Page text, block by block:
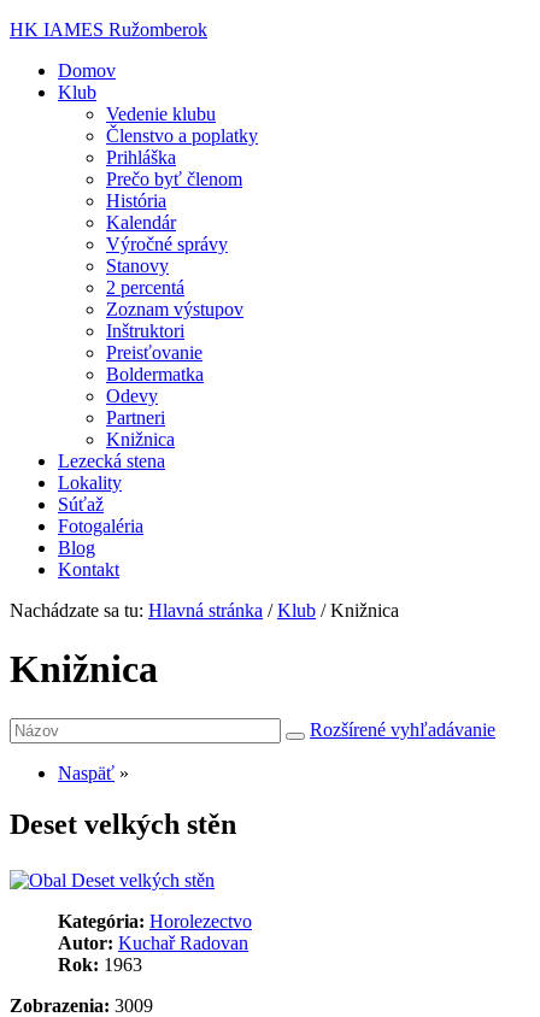
HK IAMES Ružomberok
Domov
Klub
Vedenie klubu
Členstvo a poplatky
Prihláška
Prečo byť členom
História
Kalendár
Výročné správy
Stanovy
2 percentá
Zoznam výstupov
Inštruktori
Preisťovanie
Boldermatka
Odevy
Partneri
Knižnica
Lezecká stena
Lokality
Súťaž
Fotogaléria
Blog
Kontakt
Nachádzate sa tu: Hlavná stránka /Klub /Knižnica
Knižnica
Rozšírené vyhľadávanie
Naspäť »
Deset velkých stěn
Kategória: Horolezectvo
Autor: Kuchař Radovan
Rok: 1963
Zobrazenia: 3009